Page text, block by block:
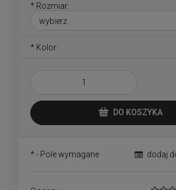
* Rozmiar:
* Kolor:
DO KOSZYKA
dodaj
* - Pole wymagane